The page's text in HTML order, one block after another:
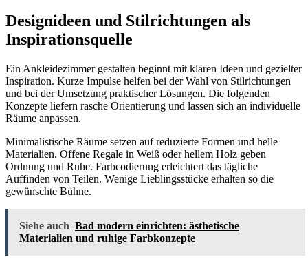
Designideen und Stilrichtungen als
Inspirationsquelle
Ein Ankleidezimmer gestalten beginnt mit klaren Ideen und gezielter
Inspiration. Kurze Impulse helfen bei der Wahl von Stilrichtungen
und bei der Umsetzung praktischer Lösungen. Die folgenden
Konzepte liefern rasche Orientierung und lassen sich an individuelle
Räume anpassen.
Minimalistische Räume setzen auf reduzierte Formen und helle
Materialien. Offene Regale in Weiß oder hellem Holz geben
Ordnung und Ruhe. Farbcodierung erleichtert das tägliche
Auffinden von Teilen. Wenige Lieblingsstücke erhalten so die
gewünschte Bühne.
Siehe auch Bad modern einrichten: ästhetische
Materialien und ruhige Farbkonzepte